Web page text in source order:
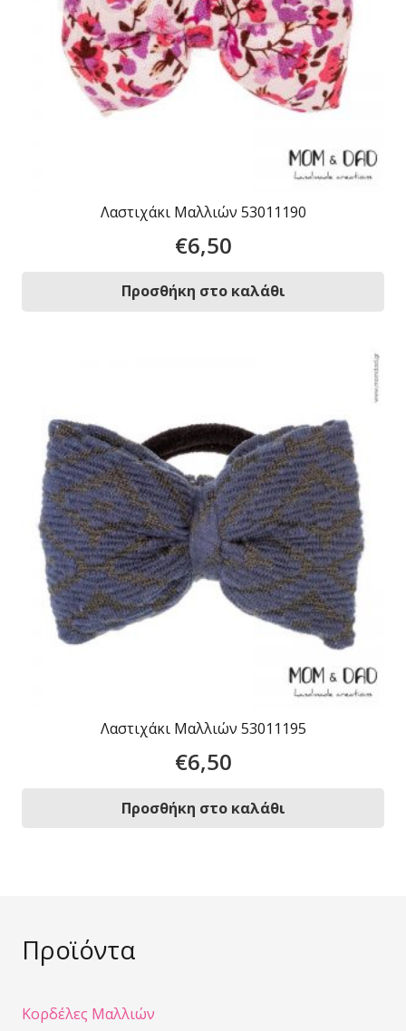
Λαστιχάκι Μαλλιών 53011190
€6,50
Προσθήκη στο καλάθι
Λαστιχάκι Μαλλιών 53011195
€6,50
Προσθήκη στο καλάθι
Προϊόντα
Κορδέλες Μαλλιών